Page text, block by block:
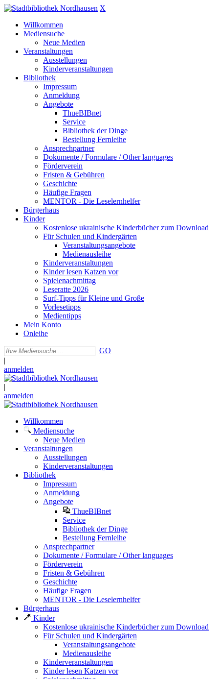
X
Willkommen
Mediensuche
Neue Medien
Veranstaltungen
Ausstellungen
Kinderveranstaltungen
Bibliothek
Impressum
Anmeldung
Angebote
ThueBIBnet
Service
Bibliothek der Dinge
Bestellung Fernleihe
Ansprechpartner
Dokumente / Formulare / Other languages
Förderverein
Fristen & Gebühren
Geschichte
Häufige Fragen
MENTOR - Die Leselernhelfer
Bürgerhaus
Kinder
Kostenlose ukrainische Kinderbücher zum Download
Für Schulen und Kindergärten
Veranstaltungsangebote
Medienausleihe
Kinderveranstaltungen
Kinder lesen Katzen vor
Spielenachmittag
Leseratte 2026
Surf-Tipps für Kleine und Große
Vorlesetipps
Medientipps
Mein Konto
Onleihe
GO
|
anmelden
|
anmelden
Willkommen
Mediensuche
Neue Medien
Veranstaltungen
Ausstellungen
Kinderveranstaltungen
Bibliothek
Impressum
Anmeldung
Angebote
ThueBIBnet
Service
Bibliothek der Dinge
Bestellung Fernleihe
Ansprechpartner
Dokumente / Formulare / Other languages
Förderverein
Fristen & Gebühren
Geschichte
Häufige Fragen
MENTOR - Die Leselernhelfer
Bürgerhaus
Kinder
Kostenlose ukrainische Kinderbücher zum Download
Für Schulen und Kindergärten
Veranstaltungsangebote
Medienausleihe
Kinderveranstaltungen
Kinder lesen Katzen vor